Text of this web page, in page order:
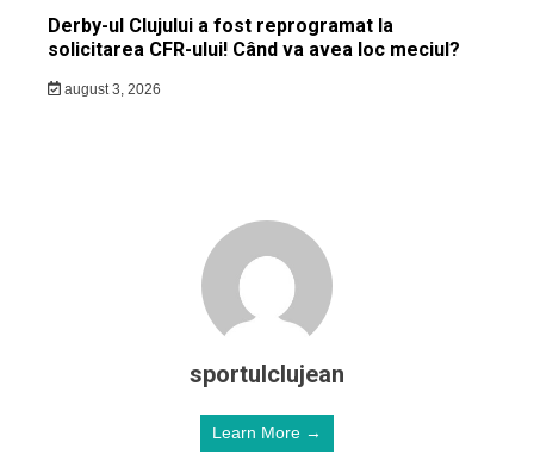
Derby-ul Clujului a fost reprogramat la
solicitarea CFR-ului! Când va avea loc meciul?
august 3, 2026
sportulclujean
Learn More →